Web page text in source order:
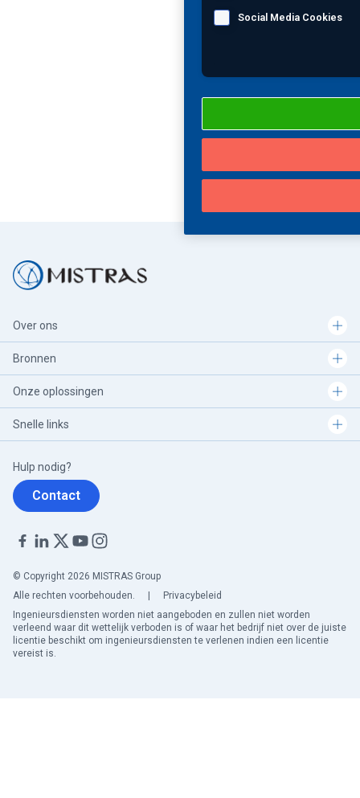
Over ons
Bronnen
Onze oplossingen
Snelle links
Hulp nodig?
Contact
© Copyright 2026 MISTRAS Group
Alle rechten voorbehouden.
Privacybeleid
Ingenieursdiensten worden niet aangeboden en zullen niet worden
verleend waar dit wettelijk verboden is of waar het bedrijf niet over de juiste
licentie beschikt om ingenieursdiensten te verlenen indien een licentie
vereist is.
Social Media Cookies